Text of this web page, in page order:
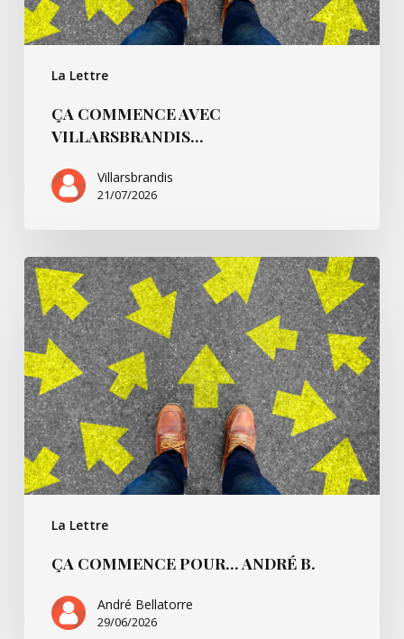
La Lettre
ÇA COMMENCE AVEC
VILLARSBRANDIS…
Villarsbrandis
21/07/2026
La Lettre
Ça
commence
pour…
André
B.
ÇA COMMENCE POUR… ANDRÉ B.
André Bellatorre
29/06/2026